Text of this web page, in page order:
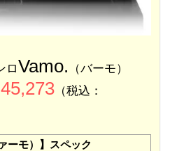
ロVamo.
（バーモ）
（税込：
ーモ）】スペック